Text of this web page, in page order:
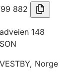
882
148
SON
VESTBY, Norge